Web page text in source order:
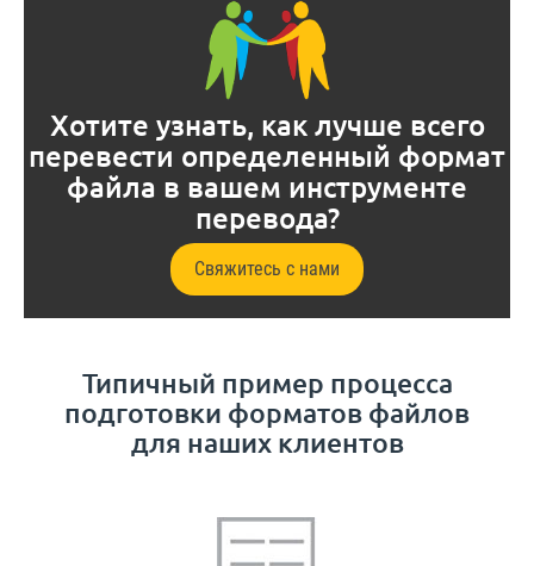
Хотите узнать, как лучше всего
перевести определенный формат
файла в вашем инструменте
перевода?
Свяжитесь с нами
Типичный пример процесса
подготовки форматов файлов
для наших клиентов